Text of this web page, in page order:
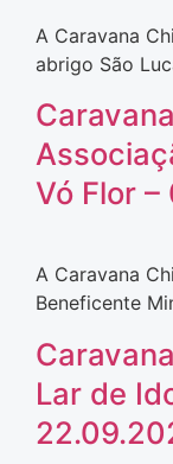
A Caravana
abrigo São
Vó Flor –
A Caravana
Beneficente
Lar de